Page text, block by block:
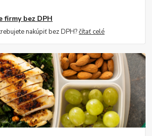
firmy bez DPH
nakúpiť bez DPH?čítať celé